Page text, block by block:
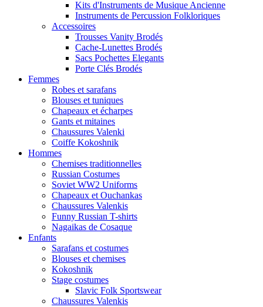
Kits d'Instruments de Musique Ancienne
Instruments de Percussion Folkloriques
Accessoires
Trousses Vanity Brodés
Cache-Lunettes Brodés
Sacs Pochettes Elegants
Porte Clés Brodés
Femmes
Robes et sarafans
Blouses et tuniques
Chapeaux et écharpes
Gants et mitaines
Chaussures Valenki
Coiffe Kokoshnik
Hommes
Chemises traditionnelles
Russian Costumes
Soviet WW2 Uniforms
Chapeaux et Ouchankas
Chaussures Valenkis
Funny Russian T-shirts
Nagaikas de Cosaque
Enfants
Sarafans et costumes
Blouses et chemises
Kokoshnik
Stage costumes
Slavic Folk Sportswear
Chaussures Valenkis